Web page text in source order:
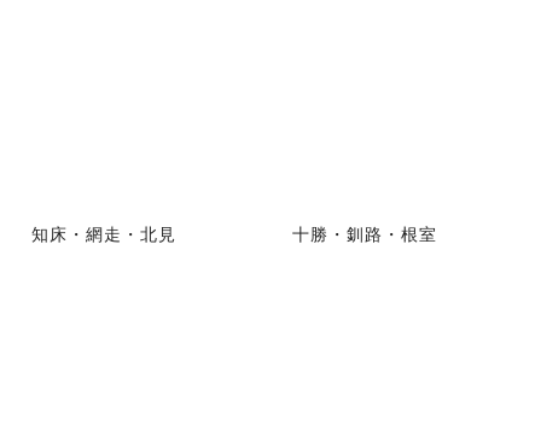
知床・網走・北見 十勝・釧路・根室